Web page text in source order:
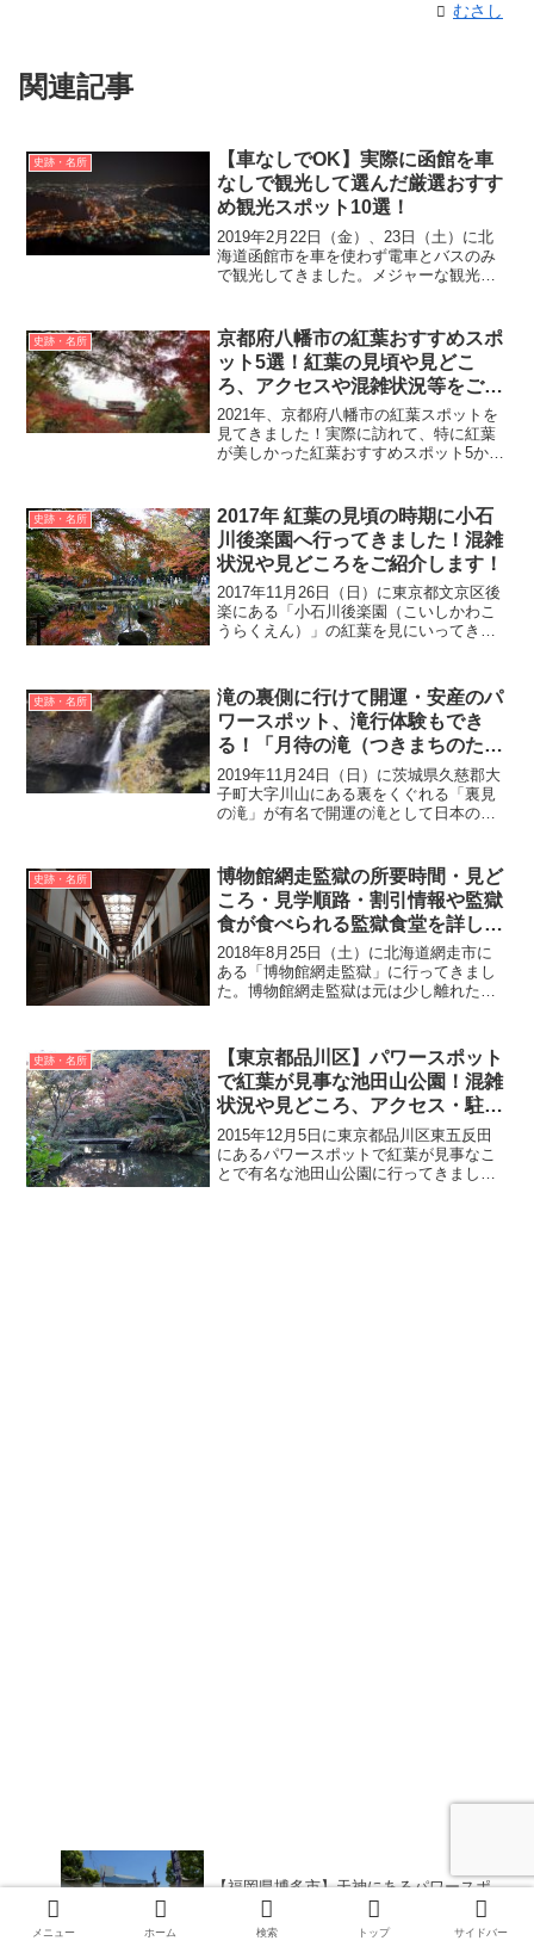
むさし
関連記事
史跡・名所
【車なしでOK】実際に函館を車
なしで観光して選んだ厳選おすす
め観光スポット10選！
2019年2月22日（金）、23日（土）に北
海道函館市を車を使わず電車とバスのみ
で観光してきました。メジャーな観光ス
館を観光して厳選したおすすめ観光スポ
ット10選をご紹...
史跡・名所
京都府八幡市の紅葉おすすめスポ
ット5選！紅葉の見頃や見どこ
ろ、アクセスや混雑状況等をご紹
介！
2021年、京都府八幡市の紅葉スポットを
見てきました！実際に訪れて、特に紅葉
が美しかった紅葉おすすめスポット5か所
葉スポット5選石清水八幡宮（例年の見
頃：11月下旬〜...
史跡・名所
2017年 紅葉の見頃の時期に小石
川後楽園へ行ってきました！混雑
状況や見どころをご紹介します！
2017年11月26日（日）に東京都文京区後
楽にある「小石川後楽園（こいしかわこ
うらくえん）」の紅葉を見にいってきま
主・徳川頼房が中屋敷（のちに上屋敷）
に造ったも...
史跡・名所
滝の裏側に行けて開運・安産のパ
ワースポット、滝行体験もでき
る！「月待の滝（つきまちのた
き）」
2019年11月24日（日）に茨城県久慈郡大
子町大字川山にある裏をくぐれる「裏見
の滝」が有名で開運の滝として日本のパ
いってきました。滝側にある茶屋「もみ
じ苑」で予約す...
史跡・名所
博物館網走監獄の所要時間・見ど
ころ・見学順路・割引情報や監獄
食が食べられる監獄食堂を詳しく
ご紹介！
2018年8月25日（土）に北海道網走市に
ある「博物館網走監獄」に行ってきまし
た。博物館網走監獄は元は少し離れた場
す。敷地面積は東京ドーム3.5個分の大き
さとなり、建造物...
史跡・名所
【東京都品川区】パワースポット
で紅葉が見事な池田山公園！混雑
状況や見どころ、アクセス・駐車
場等をご紹介！
2015年12月5日に東京都品川区東五反田
にあるパワースポットで紅葉が見事なこ
とで有名な池田山公園に行ってきまし
【福岡県博多市】天神にあるパワースポ
ットで境内に足湯がある警固神社！見ど
ころや御朱印、アクセス・駐車場をご紹
メニュー ホーム 検索 トップ サイドバー